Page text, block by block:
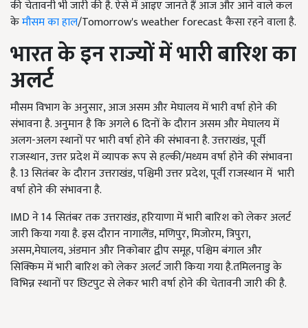
की चेतावनी भी जारी की है. ऐसे में आइए जानते हैं आज और आने वाले कल
केमौसम का हाल/Tomorrow's weather forecast कैसा रहने वाला है.
भारत के इन राज्यों में भारी बारिश का
अलर्ट
मौसम विभाग के अनुसार, आज असम और मेघालय में भारी वर्षा होने की
संभावना है. अनुमान है कि अगले 6 दिनों के दौरान असम और मेघालय में
अलग-अलग स्थानों पर भारी वर्षा होने की संभावना है. उत्तराखंड, पूर्वी
राजस्थान, उत्तर प्रदेश में व्यापक रूप से हल्की/मध्यम वर्षा होने की संभावना
है. 13 सितंबर के दौरान उत्तराखंड, पश्चिमी उत्तर प्रदेश, पूर्वी राजस्थान में भारी
वर्षा होने की संभावना है.
IMD ने 14 सितंबर तक उत्तराखंड, हरियाणा में भारी बारिश को लेकर अलर्ट
जारी किया गया है. इस दौरान नागालैंड, मणिपुर, मिजोरम, त्रिपुरा,
असम,मेघालय, अंडमान और निकोबार द्वीप समूह, पश्चिम बंगाल और
सिक्किम में भारी बारिश को लेकर अलर्ट जारी किया गया है.तमिलनाडु के
विभिन्न स्थानों पर छिटपुट से लेकर भारी वर्षा होने की चेतावनी जारी की है.